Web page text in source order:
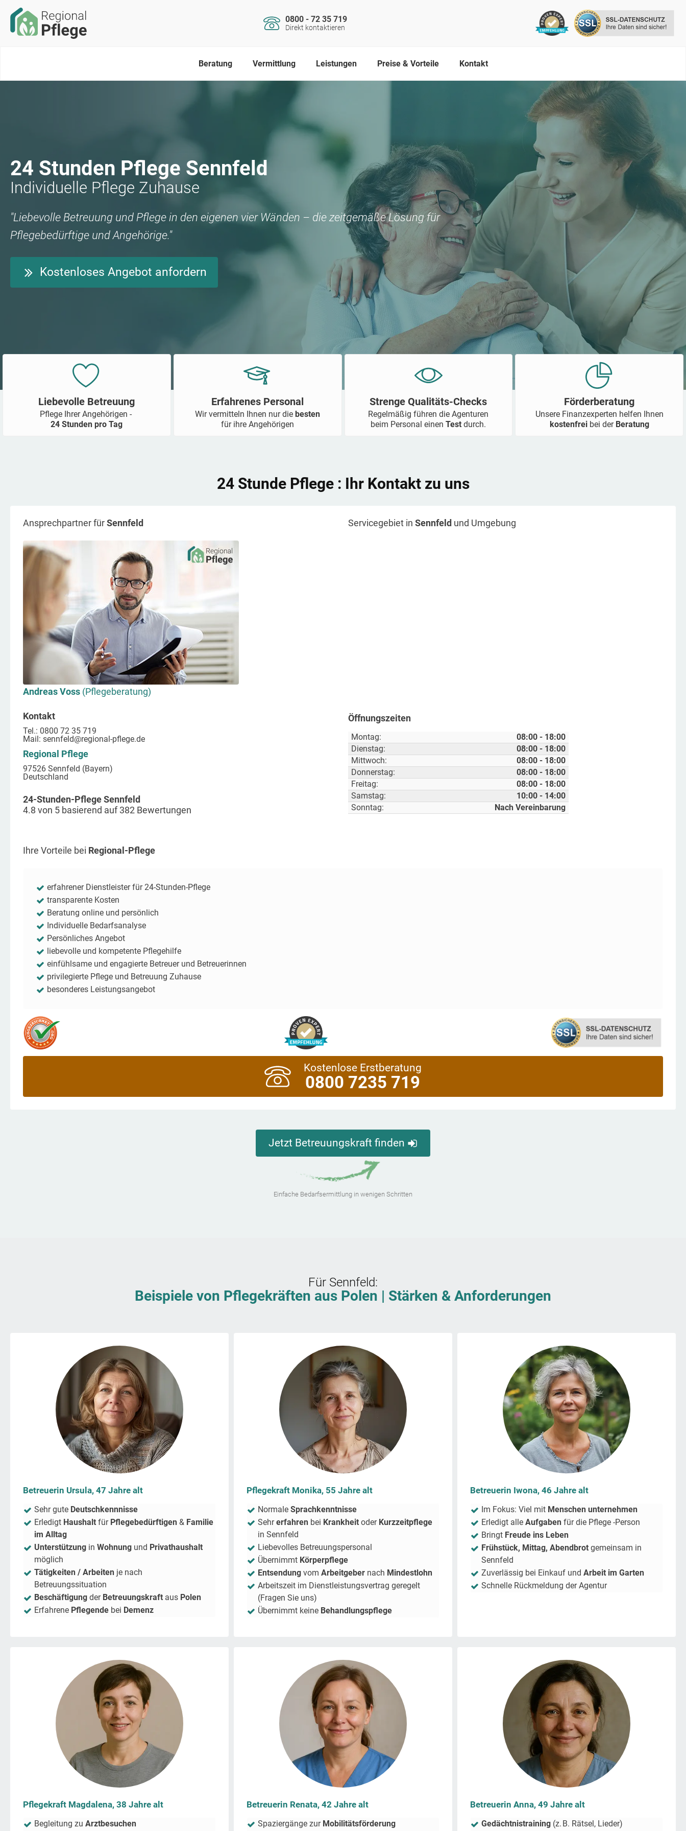
0800 - 72 35 719
Direkt kontaktieren
Beratung Vermittlung Leistungen Preise & Vorteile Kontakt
24 Stunden Pflege Sennfeld
Individuelle Pflege Zuhause
"Liebevolle Betreuung und Pflege in den eigenen vier Wänden – die zeitgemäße Lösung für
Pflegebedürftige und Angehörige."
Kostenloses Angebot anfordern
Liebevolle Betreuung
Pflege Ihrer Angehörigen -
24 Stunden pro Tag
Erfahrenes Personal
Wir vermitteln Ihnen nur diebesten
für ihre Angehörigen
Strenge Qualitäts-Checks
Regelmäßig führen die Agenturen
beim Personal einenTestdurch.
Förderberatung
Unsere Finanzexperten helfen Ihnen
kostenfrei bei der Beratung
24 Stunde Pflege : Ihr Kontakt zu uns
Ansprechpartner fürSennfeld
Andreas Voss (Pflegeberatung)
Kontakt
Tel.: 0800 72 35 719
Mail: sennfeld@regional-pflege.de
Regional Pflege
97526 Sennfeld (Bayern)
Deutschland
24-Stunden-Pflege Sennfeld
4.8 von 5 basierend auf382 Bewertungen
Servicegebiet in Sennfeld und Umgebung
Öffnungszeiten
Montag:
08:00 - 18:00
Dienstag:
08:00 - 18:00
Mittwoch:
08:00 - 18:00
Donnerstag:
08:00 - 18:00
Freitag:
08:00 - 18:00
Samstag:
10:00 - 14:00
Sonntag:
Nach Vereinbarung
Ihre Vorteile bei Regional-Pflege
erfahrener Dienstleister für 24-Stunden-Pflege
transparente Kosten
Beratung online und persönlich
Individuelle Bedarfsanalyse
Persönliches Angebot
liebevolle und kompetente Pflegehilfe
einfühlsame und engagierte Betreuer und Betreuerinnen
privilegierte Pflege und Betreuung Zuhause
besonderes Leistungsangebot
Kostenlose Erstberatung
0800 7235 719
Jetzt Betreuungskraft finden
Einfache Bedarfsermittlung in wenigen Schritten
Für Sennfeld:
Beispiele von Pflegekräften aus Polen | Stärken & Anforderungen
Betreuerin Ursula, 47 Jahre alt
Sehr gute Deutschkennnisse
Erledigt Haushalt für Pflegebedürftigen & Familie
im Alltag
Unterstützung in Wohnung und Privathaushalt
möglich
Tätigkeiten / Arbeiten je nach
Betreuungssituation
Beschäftigung der Betreuungskraft aus Polen
Erfahrene Pflegende bei Demenz
Pflegekraft Monika, 55 Jahre alt
Normale Sprachkenntnisse
Sehrerfahren bei Krankheit oder Kurzzeitpflege
in Sennfeld
Liebevolles Betreuungspersonal
Übernimmt Körperpflege
Entsendung vom Arbeitgeber nach Mindestlohn
Arbeitszeit im Dienstleistungsvertrag geregelt
(Fragen Sie uns)
Übernimmt keine Behandlungspflege
Betreuerin Iwona, 46 Jahre alt
Im Fokus: Viel mit Menschen unternehmen
Erledigt alle Aufgaben für die Pflege -Person
Bringt Freude ins Leben
Frühstück, Mittag, Abendbrot gemeinsam in
Sennfeld
Zuverlässig bei Einkauf und Arbeit im Garten
Schnelle Rückmeldung der Agentur
Pflegekraft Magdalena, 38 Jahre alt
Begleitung zu Arztbesuchen
Betreuerin Renata, 42 Jahre alt
Spaziergänge zur Mobilitätsförderung
Betreuerin Anna, 49 Jahre alt
Gedächtnistraining (z. B. Rätsel, Lieder)